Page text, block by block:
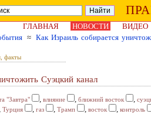
ГЛАВНАЯ НОВОСТИ
ВИДЕО
≈ Как Израиль собирается
факты
Суэцкий канал
"Завтра" , влияние , ближний восток ,
Турция , газ , Трамп , восток , контроль